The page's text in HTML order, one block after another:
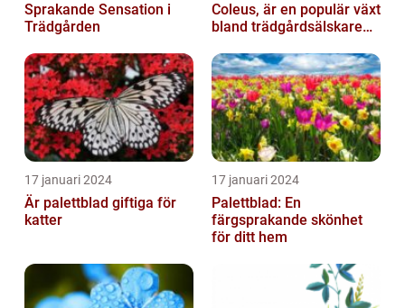
Sprakande Sensation i
Trädgården
Coleus, är en populär växt
bland trädgårdsälskare
17 januari 2024
Är palettblad giftiga för
katter
17 januari 2024
Palettblad: En
färgsprakande skönhet
för ditt hem